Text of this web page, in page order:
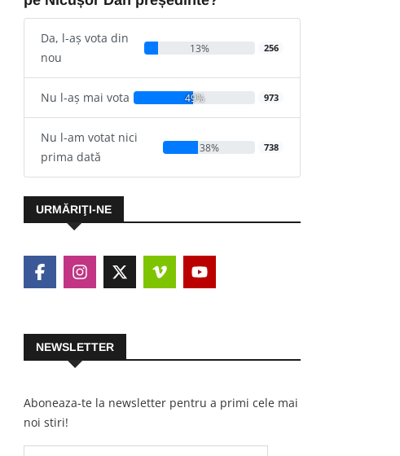
Da, l-aș vota din
nou
13% 256
Nu l-aș mai vota 49% 973
Nu l-am votat nici
prima dată
38% 738
URMĂRIŢI-NE
NEWSLETTER
Aboneaza-te la newsletter pentru a primi cele mai
noi stiri!